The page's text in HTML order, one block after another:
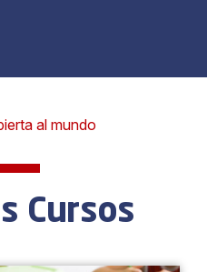
al mundo
Cursos